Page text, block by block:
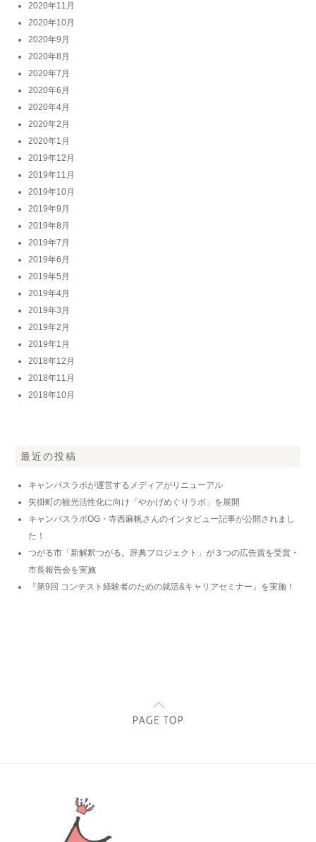
2020年11月
2020年10月
2020年9月
2020年8月
2020年7月
2020年6月
2020年4月
2020年2月
2020年1月
2019年12月
2019年11月
2019年10月
2019年9月
2019年8月
2019年7月
2019年6月
2019年5月
2019年4月
2019年3月
2019年2月
2019年1月
2018年12月
2018年11月
2018年10月
最近の投稿
キャンパスラボが運営するメディアがリニューアル
矢掛町の観光活性化に向け「やかげめぐりラボ」を展開
キャンパスラボOG・寺西麻帆さんのインタビュー記事が公開されまし
た！
つがる市「新解釈つがる。辞典プロジェクト」が３つの広告賞を受賞・
市長報告会を実施
『第9回 コンテスト経験者のための就活&キャリアセミナー』を実施！